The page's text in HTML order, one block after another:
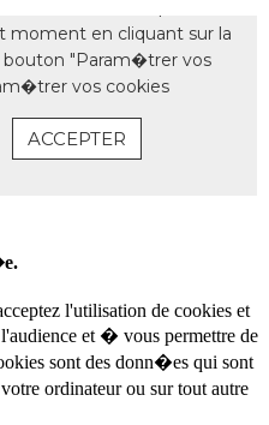
l'utilisation de cookies et
et � vous permettre de
sont des donn�es qui sont
ordinateur ou sur tout autre